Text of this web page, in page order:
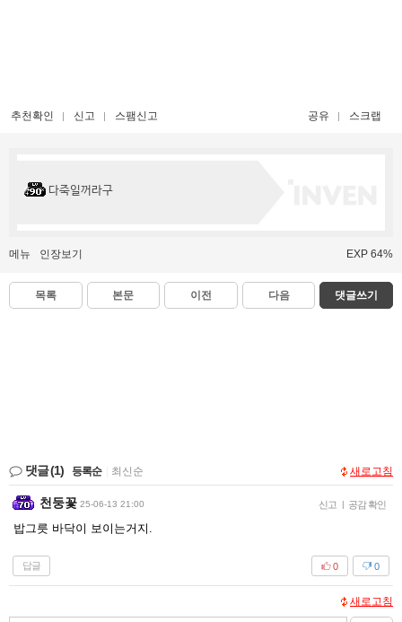
추천확인 신고 스팸신고 공유 스크랩
다죽일꺼라구
메뉴 인장보기 EXP 64%
목록 본문 이전 다음 댓글쓰기
댓글(1) 등록순 최신순 새로고침
천둥꽃 25-06-13 21:00 신고 | 공감 확인
밥그릇 바닥이 보이는거지.
답글 0
0
새로고침